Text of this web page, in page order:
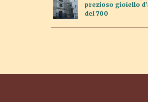
prezioso gioiello
del 700